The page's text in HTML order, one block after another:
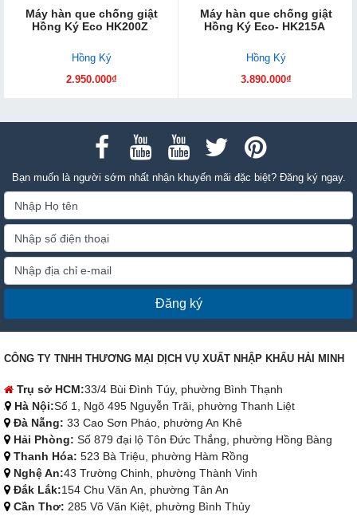
Máy hàn que chống giật
Hồng Ký Eco HK200Z
Hồng Ký
2.950.000₫
Máy hàn que chống giật
Hồng Ký Eco- HK215A
Hồng Ký
3.890.000₫
Bạn muốn là người sớm nhất nhận khuyến mãi đặc biệt? Đăng ký ngay.
Đăng ký
CÔNG TY TNHH THƯƠNG MẠI DỊCH VỤ XUẤT NHẬP KHẨU HẢI MINH
Trụ sở HCM:33/4 Bùi Đình Túy, phường Bình Thạnh
Hà Nội:Số 1, Ngõ 495 Nguyễn Trãi, phường Thanh Liệt
Đà Nẵng: 33 Cao Sơn Pháo, phường An Khê
Hải Phòng: Số 879 đại lộ Tôn Đức Thắng, phường Hồng Bàng
Thanh Hóa: 523 Bà Triệu, phường Hàm Rồng
Nghệ An:43 Trường Chinh, phường Thành Vinh
Đắk Lắk:154 Chu Văn An, phường Tân An
Cần Thơ: 285 Võ Văn Kiệt, phường Bình Thủy